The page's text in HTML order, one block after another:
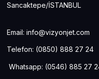
Sancaktepe/İSTANBUL
Email: info@vizyonjet.com
Telefon: (0850) 888 27 24
Whatsapp: (0546) 885 27